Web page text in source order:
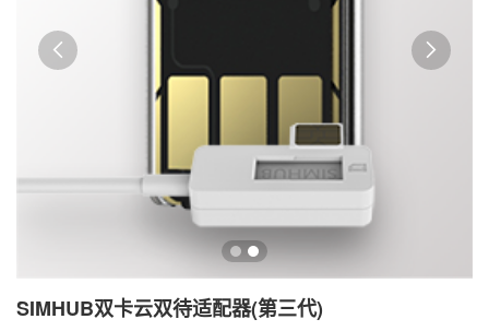
 
SIMHUB双卡云双待适配器(第三代)